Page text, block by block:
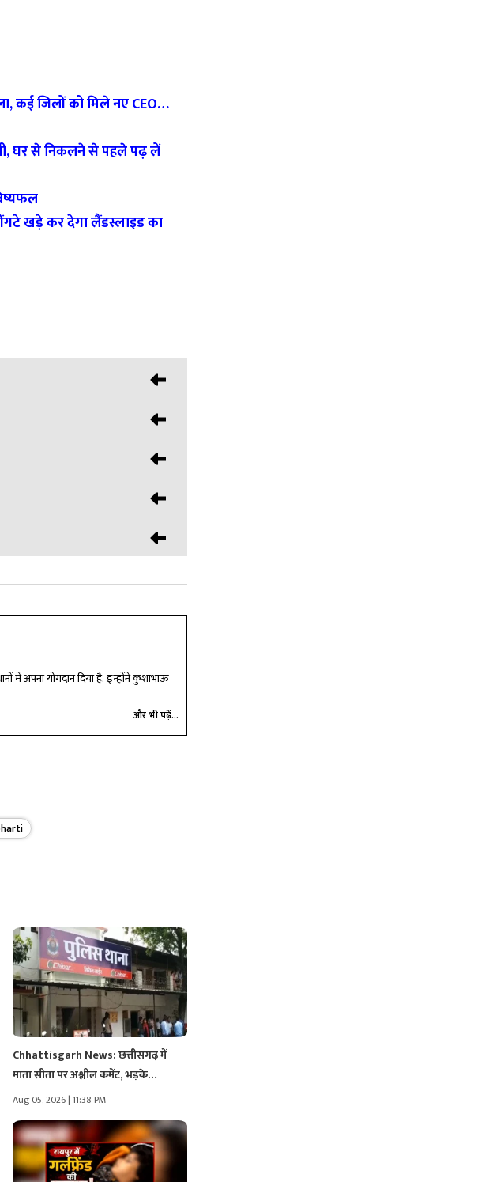
कई जिलों को मिले नए CEO…
घर से निकलने से पहले पढ़ लें
खड़े कर देगा लैंडस्लाइड का
था।
में अपना योगदान दिया है. इन्होंने कुशाभाऊ
और भी पढ़ें...
Chhattisgarh News: छत्तीसगढ़ में
माता सीता पर अश्लील कमेंट, भड़के…
Aug 05, 2026 | 11:38 PM